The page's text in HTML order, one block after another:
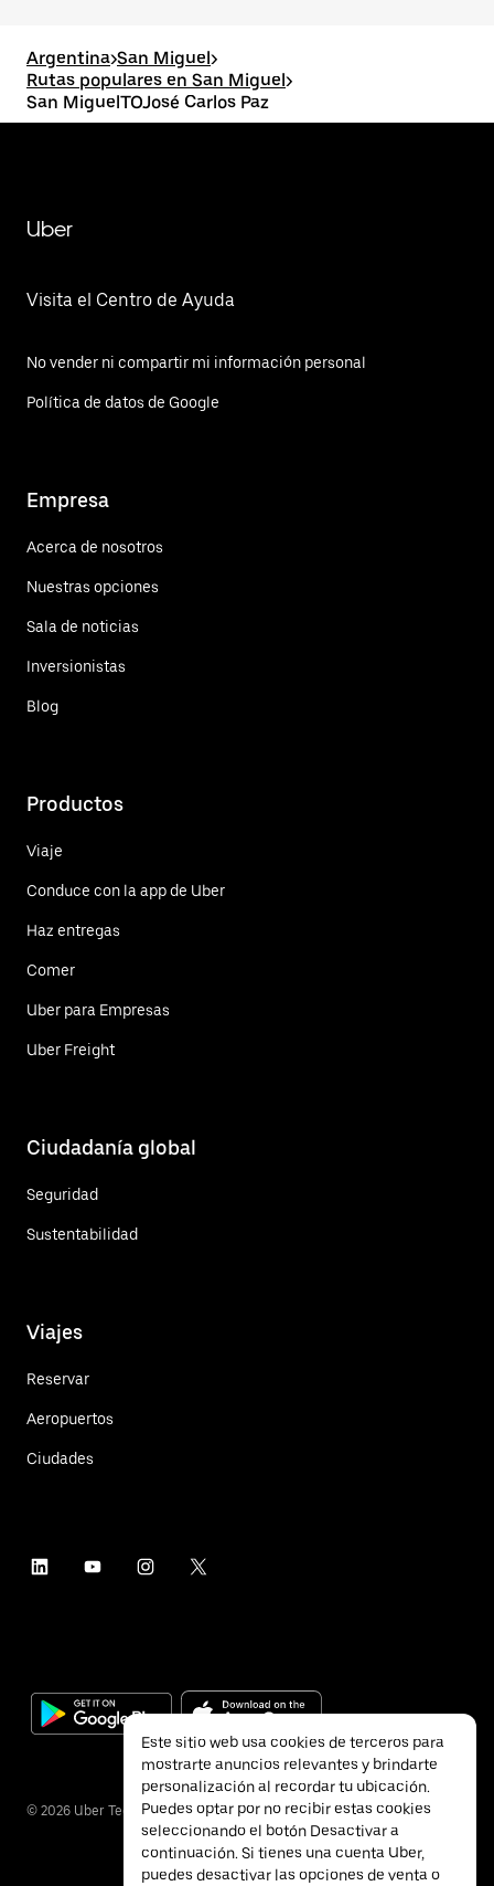
Argentina>San Miguel>
Rutas populares en San Miguel>
San MiguelTOJosé Carlos Paz
Uber
Visita el Centro de Ayuda
No vender ni compartir mi información personal
Política de datos de Google
Empresa
Acerca de nosotros
Nuestras opciones
Sala de noticias
Inversionistas
Blog
Productos
Viaje
Conduce con la app de Uber
Haz entregas
Comer
Uber para Empresas
Uber Freight
Ciudadanía global
Seguridad
Sustentabilidad
Viajes
Reservar
Aeropuertos
Ciudades
© 2026 Uber Technologies Inc.
Este sitio web usa cookies de terceros para
mostrarte anuncios relevantes y brindarte
personalización al recordar tu ubicación.
Puedes optar por no recibir estas cookies
seleccionando el botón Desactivar a
continuación. Si tienes una cuenta Uber,
puedes desactivar las opciones de venta o